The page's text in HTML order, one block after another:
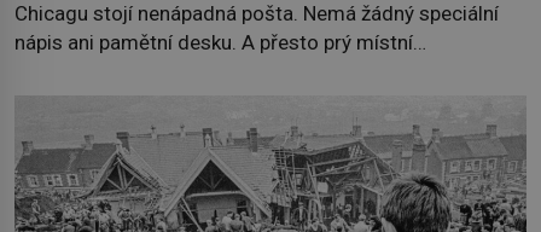
Chicagu stojí nenápadná pošta. Nemá žádný speciální
nápis ani pamětní desku. A přesto prý místní
sídlil sériový vrah H. H. Holmes a také nejpropracovanější
past na lidi v dějinách americké kriminalistiky. Herman
Webster Mudgett (1861–1896) přijíždí […]